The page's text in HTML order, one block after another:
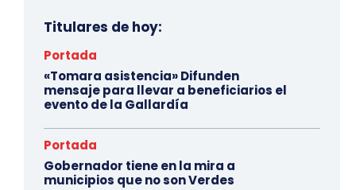
Titulares de hoy:
Portada
«Tomara asistencia» Difunden
mensaje para llevar a beneficiarios el
evento de la Gallardía
Portada
Gobernador tiene en la mira a
municipios que no son Verdes